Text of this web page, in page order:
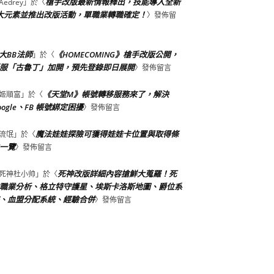
」於〈
元素並推出改版活動，單職業轉職確定！〉發佈留
BB法師」於〈 《HOMECOMING》槍手改版公開，
「古魯丁」加開，預先登錄即日展開〉發佈留言
順富 」於〈 《天堂M》帳號轉移服務來了，解決
、FB 帳號綁定困擾〉發佈留言
氓」於〈魔法娃娃探險可獲得娃娃卡位置與取得條
覽〉發佈留言
神杜小帅 」於〈死神改版詳細內容搶鮮大蒐羅！死
業分析、格立特守護星、埃斯卡洛斯地圖、爵位系
血盟分配系統、經驗合併〉發佈留言